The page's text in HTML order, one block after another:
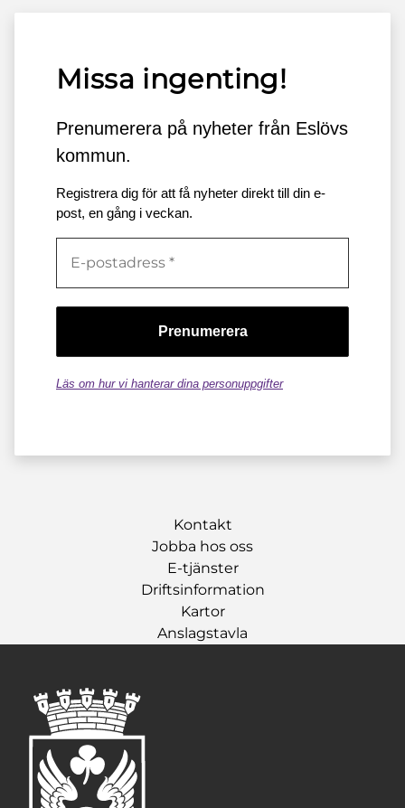
Missa ingenting!
Prenumerera på nyheter från Eslövs
kommun.
Registrera dig för att få nyheter direkt till din e-
post, en gång i veckan.
Läs om hur vi hanterar dina personuppgifter
Kontakt
Jobba hos oss
E-tjänster
Driftsinformation
Kartor
Anslagstavla